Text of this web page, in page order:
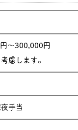
〜300,000円
慮します。
手当